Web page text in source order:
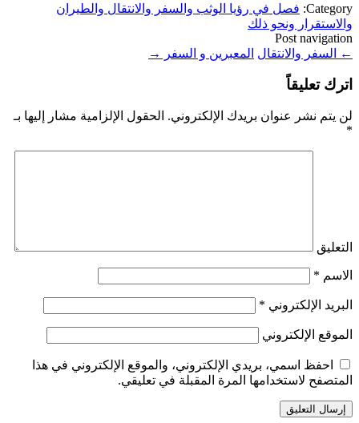
Category: فصل في رؤيا الوثب والسفر والانتقال والطيران
والاستقرار ونحو ذلك
Post navigation
←
السفر والانتقال المعبرين و السفر →
اترك تعليقاً
لن يتم نشر عنوان بريدك الإلكتروني. الحقول الإلزامية مشار إليها بـ
*
التعليق
الاسم *
البريد الإلكتروني *
الموقع الإلكتروني
احفظ اسمي، بريدي الإلكتروني، والموقع الإلكتروني في هذا
المتصفح لاستخدامها المرة المقبلة في تعليقي.